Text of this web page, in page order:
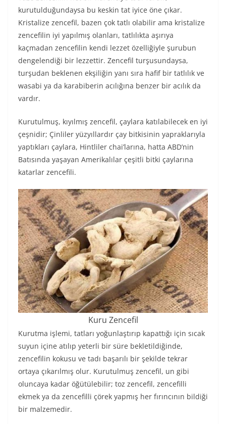
kurutulduğundaysa bu keskin tat iyice öne çıkar.
Kristalize zencefil, bazen çok tatlı olabilir ama kristalize
zencefilin iyi yapılmış olanları, tatlılıkta aşırıya
kaçmadan zencefilin kendi lezzet özelliğiyle şurubun
dengelendiği bir lezzettir. Zencefil turşusundaysa,
turşudan beklenen ekşiliğin yanı sıra hafif bir tatlılık ve
wasabi ya da karabiberin acılığına benzer bir acılık da
vardır.
Kurutulmuş, kıyılmış zencefil, çaylara katılabilecek en iyi
çeşnidir; Çinliler yüzyıllardır çay bitkisinin yapraklarıyla
yaptıkları çaylara, Hintliler chai’larına, hatta ABD’nin
Batısında yaşayan Amerikalılar çeşitli bitki çaylarına
katarlar zencefili.
Kuru Zencefil
Kurutma işlemi, tatları yoğunlaştırıp kapattığı için sıcak
suyun içine atılıp yeterli bir süre bekletildiğinde,
zencefilin kokusu ve tadı başarılı bir şekilde tekrar
ortaya çıkarılmış olur. Kurutulmuş zencefil, un gibi
oluncaya kadar öğütülebilir; toz zencefil, zencefilli
ekmek ya da zencefilli çörek yapmış her fırıncının bildiği
bir malzemedir.